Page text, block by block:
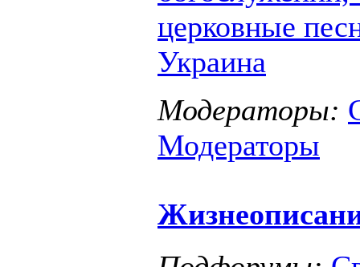
церковные
Украина
Модераторы:
Модераторы